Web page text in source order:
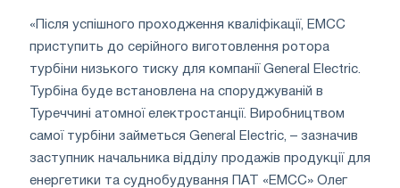
«Після успішного проходження кваліфікації, ЕМСС
приступить до серійного виготовлення ротора
турбіни низького тиску для компанії General Electric.
Турбіна буде встановлена на споруджуваній в
Туреччині атомної електростанції. Виробництвом
самої турбіни займеться General Electric, – зазначив
заступник начальника відділу продажів продукції для
енергетики та суднобудування ПАТ «ЕМСС» Олег